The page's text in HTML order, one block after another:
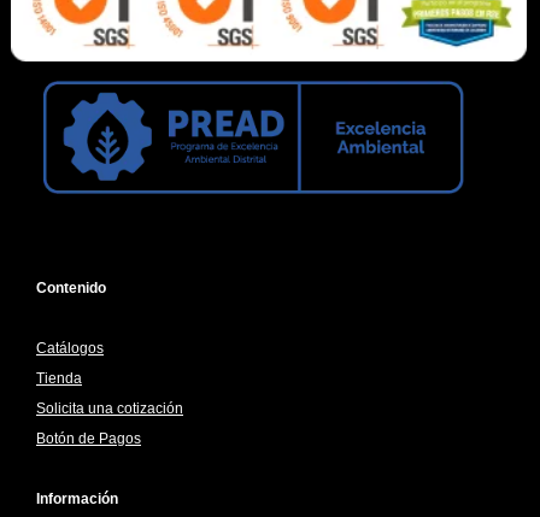
Contenido
Catálogos
Tienda
Solicita una cotización
Botón de Pagos
Información